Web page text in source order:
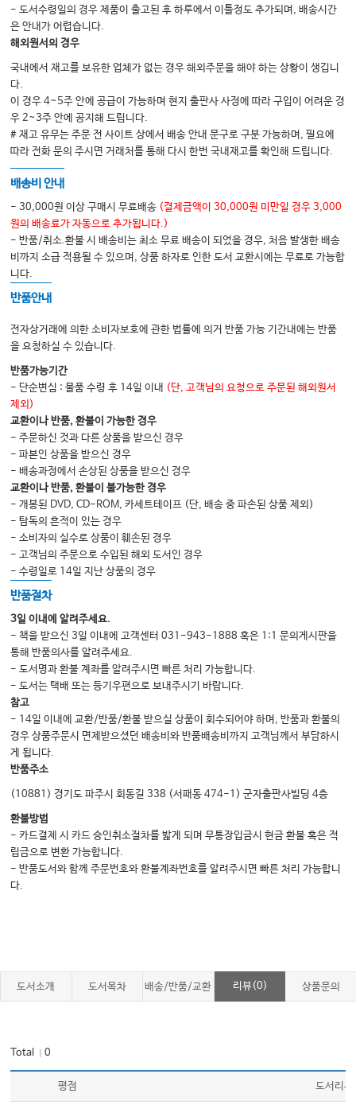
13 Medications and diabetes
Carl Clare and Celia Wildeman
14 Medications and respiration
Helen McIntyre
15 Medications and the gastrointestinal system
Debbie Gurney
16 Medications and nutritional supplementation
Cathy Ashwin
17 Medications and the nervous system
Cathy Hamilton
18 Medications and mental health
19 Medications and the immune system
Janet G. Migliozzi and Cathy Hamilton
20 Medications and breast feeding
Deborah Sharp and Zoi Vardavaki
21 Medications and sexually transmitted infections
Celia Wildeman
22 Medications and recreational drug use
Laura Abbott and Karen Mills
23 Medications used in emergency midwifery situations
Emma Dawson-Goodey
- 도서수령일의 경우 제품이 출고된 후 하루에서 이틀정도 추가되며, 배송시간
은 안내가 어렵습니다.
해외원서의 경우
국내에서 재고를 보유한 업체가 없는 경우 해외주문을 해야 하는 상황이 생깁니
다.
이 경우 4~5주 안에 공급이 가능하며 현지 출판사 사정에 따라 구입이 어려운 경
우 2~3주 안에 공지해 드립니다.
# 재고 유무는 주문 전 사이트 상에서 배송 안내 문구로 구분 가능하며, 필요에
따라 전화 문의 주시면 거래처를 통해 다시 한번 국내재고를 확인해 드립니다.
배송비 안내
- 30,000원 이상 구매시 무료배송 (결제금액이 30,000원 미만일 경우 3,000
원의 배송료가 자동으로 추가됩니다.)
- 반품/취소.환불 시 배송비는 최소 무료 배송이 되었을 경우, 처음 발생한 배송
비까지 소급 적용될 수 있으며, 상품 하자로 인한 도서 교환시에는 무료로 가능합
니다.
반품안내
전자상거래에 의한 소비자보호에 관한 법률에 의거 반품 가능 기간내에는 반품
을 요청하실 수 있습니다.
반품가능기간
- 단순변심 : 물품 수령 후 14일 이내 (단, 고객님의 요청으로 주문된 해외원서
제외)
교환이나 반품, 환불이 가능한 경우
- 주문하신 것과 다른 상품을 받으신 경우
- 파본인 상품을 받으신 경우
- 배송과정에서 손상된 상품을 받으신 경우
교환이나 반품, 환불이 불가능한 경우
- 개봉된 DVD, CD-ROM, 카세트테이프 (단, 배송 중 파손된 상품 제외)
- 탐독의 흔적이 있는 경우
- 소비자의 실수로 상품이 훼손된 경우
- 고객님의 주문으로 수입된 해외 도서인 경우
- 수령일로 14일 지난 상품의 경우
반품절차
3일 이내에 알려주세요.
- 책을 받으신 3일 이내에 고객센터 031-943-1888 혹은 1:1 문의게시판을
통해 반품의사를 알려주세요.
- 도서명과 환불 계좌를 알려주시면 빠른 처리 가능합니다.
- 도서는 택배 또는 등기우편으로 보내주시기 바랍니다.
참고
- 14일 이내에 교환/반품/환불 받으실 상품이 회수되어야 하며, 반품과 환불의
경우 상품주문시 면제받으셨던 배송비와 반품배송비까지 고객님께서 부담하시
게 됩니다.
반품주소
(10881) 경기도 파주시 회동길 338 (서패동 474-1) 군자출판사빌딩 4층
환불방법
- 카드결제 시 카드 승인취소절차를 밟게 되며 무통장입금시 현금 환불 혹은 적
립금으로 변환 가능합니다.
- 반품도서와 함께 주문번호와 환불계좌번호를 알려주시면 빠른 처리 가능합니
다.
도서소개 도서목차 배송/반품/교환 리뷰(0) 상품문의
Total ｜0
평점 도서리뷰